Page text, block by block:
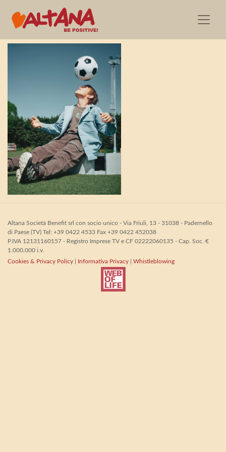
CP_KIDS_TIFOSI_10
Altana Società Benefit srl con socio unico - Via Friuli, 13 - 31038 - Padernello
di Paese (TV) Tel: +39 0422 4533 Fax +39 0422 452038
P.IVA 12131160157 - Registro Imprese TV e CF 02222060135 - Cap. Soc. €
1.000.000 i.v.
Cookies & Privacy Policy
Informativa Privacy Whistleblowing